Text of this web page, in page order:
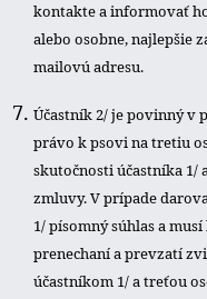
kontakte a informovať
alebo osobne, najlepšie
mailovú adresu.
Účastník 2/ je povinný v
právo k psovi na tretiu
skutočnosti účastníka 1/
zmluvy. V prípade
1/ písomný súhlas a
prenechaní a prevzatí
účastníkom 1/ a treťou